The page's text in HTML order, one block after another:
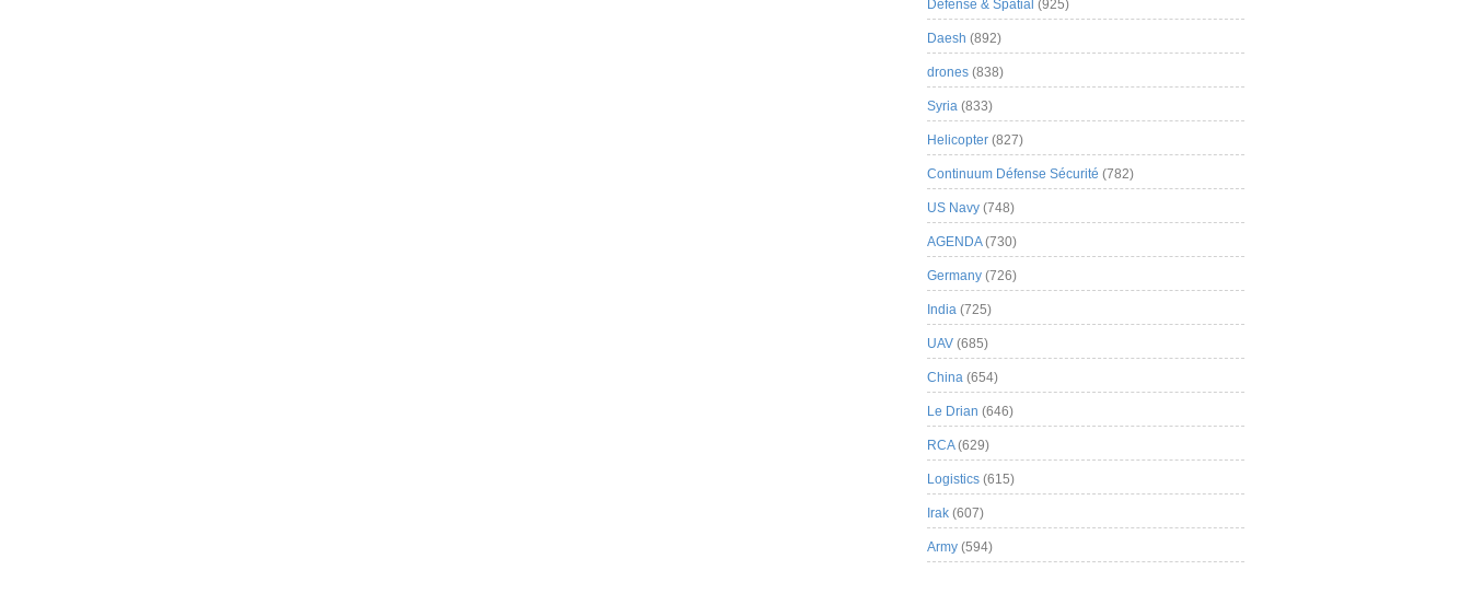
Défense & Spatial (925)
Daesh (892)
drones (838)
Syria (833)
Helicopter (827)
Continuum Défense Sécurité (782)
US Navy (748)
AGENDA(730)
Germany (726)
India (725)
UAV (685)
China (654)
Le Drian (646)
RCA(629)
Logistics (615)
Irak (607)
Army (594)